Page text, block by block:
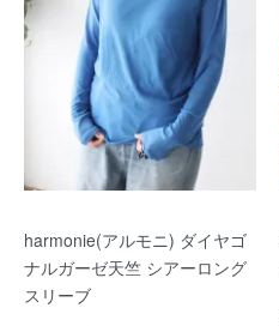
harmonie(アルモニ) ダイヤゴ
ナルガーゼ天竺 シアーロング
スリーブ